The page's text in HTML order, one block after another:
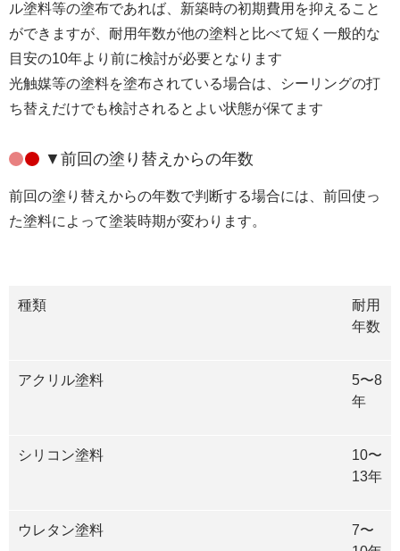
ル塗料等の塗布であれば、新築時の初期費用を抑えること
ができますが、耐用年数が他の塗料と比べて短く一般的な
目安の10年より前に検討が必要となります
光触媒等の塗料を塗布されている場合は、シーリングの打
ち替えだけでも検討されるとよい状態が保てます
▼前回の塗り替えからの年数
前回の塗り替えからの年数で判断する場合には、前回使っ
た塗料によって塗装時期が変わります。
種類
耐用
年数
アクリル塗料
5〜8
年
シリコン塗料
10〜
13年
ウレタン塗料
7〜